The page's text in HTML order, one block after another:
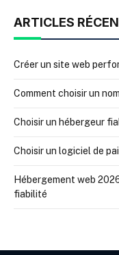
ARTICLES
Créer un site web
Comment choisir un
Choisir un hébergeur
Choisir un logiciel de
Hébergement web
fiabilité